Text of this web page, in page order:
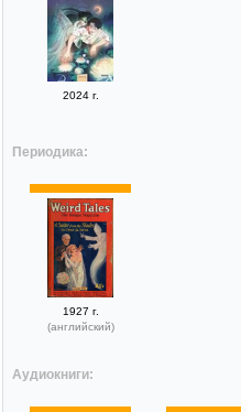
2024 г.
Периодика:
1927 г.
(английский)
Аудиокниги: